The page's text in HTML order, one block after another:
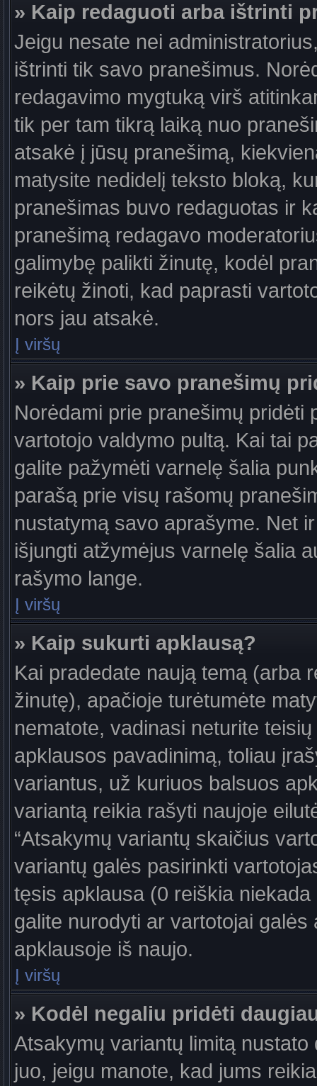
» Kaip redaguoti arba ištrinti
Jeigu nesate nei
ištrinti tik savo pranešimus.
redagavimo mygtuką virš
tik per tam tikrą laiką nuo
atsakė į jūsų pranešimą,
matysite nedidelį teksto bloką,
pranešimas buvo redaguotas ir
pranešimą redagavo
galimybę palikti žinutę, kodėl
reikėtų žinoti, kad paprasti
nors jau atsakė.
Į viršų
» Kaip prie savo pranešimų
Norėdami prie pranešimų pridėti
vartotojo valdymo pultą. Kai tai
galite pažymėti varnelę šalia
parašą prie visų rašomų
nustatymą savo aprašyme. Net
išjungti atžymėjus varnelę šalia
rašymo lange.
Į viršų
» Kaip sukurti apklausą?
Kai pradedate naują temą (arba
žinutę), apačioje turėtumėte
nematote, vadinasi neturite
apklausos pavadinimą, toliau
variantus, už kuriuos balsuos
variantą reikia rašyti naujoje
“Atsakymų variantų skaičius
variantų galės pasirinkti
tęsis apklausa (0 reiškia
galite nurodyti ar vartotojai
apklausoje iš naujo.
Į viršų
» Kodėl negaliu pridėti
Atsakymų variantų limitą
juo, jeigu manote, kad jums